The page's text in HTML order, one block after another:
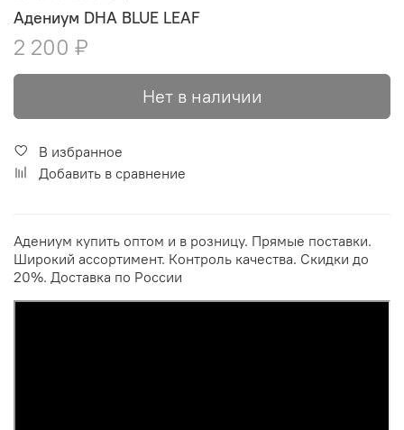
Адениум DHA BLUE LEAF
2 200 ₽
Нет в наличии
В избранное
Добавить в сравнение
Адениум купить оптом и в розницу. Прямые поставки.
Широкий ассортимент. Контроль качества. Скидки до
20%. Доставка по России